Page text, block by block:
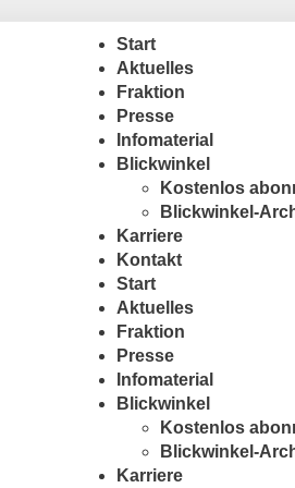
Start
Aktuelles
Fraktion
Presse
Infomaterial
Blickwinkel
Kostenlos
Blickwinkel-
Karriere
Kontakt
Start
Aktuelles
Fraktion
Presse
Infomaterial
Blickwinkel
Kostenlos
Blickwinkel-
Karriere